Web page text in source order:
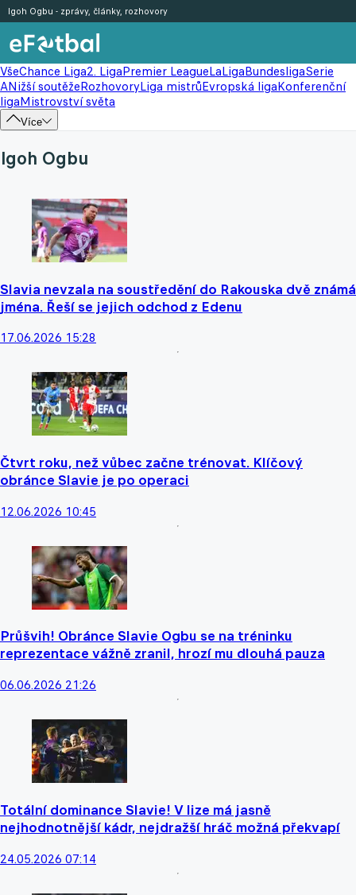
VšeChance Liga2. LigaPremier LeagueLaLigaBundesligaSerie
ANižší soutěžeRozhovoryLiga mistrůEvropská ligaKonferenční
ligaMistrovství světa
Více
Igoh Ogbu - zprávy, články, rozhovory
Igoh Ogbu
Slavia nevzala na soustředění do Rakouska dvě známá
jména. Řeší se jejich odchod z Edenu
17.06.2026 15:28
Čtvrt roku, než vůbec začne trénovat. Klíčový
obránce Slavie je po operaci
12.06.2026 10:45
Průšvih! Obránce Slavie Ogbu se na tréninku
reprezentace vážně zranil, hrozí mu dlouhá pauza
06.06.2026 21:26
Totální dominance Slavie! V lize má jasně
nejhodnotnější kádr, nejdražší hráč možná překvapí
24.05.2026 07:14